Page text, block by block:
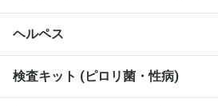
ヘルペス
検査キット (ピロリ菌・性病)